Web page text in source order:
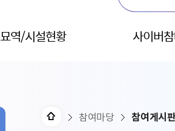
묘역/시설현황 사이버
참여마당 참여게시